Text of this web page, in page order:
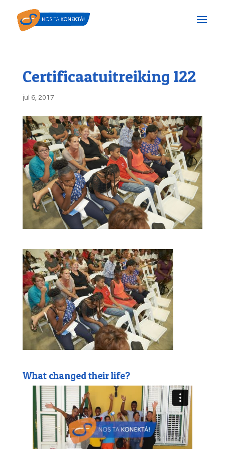
Certificaatuitreiking 122
jul 6, 2017
What changed their life?